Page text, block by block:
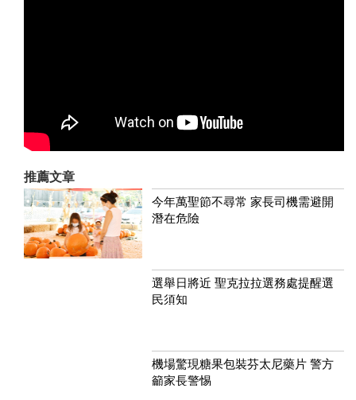
推薦文章
今年萬聖節不尋常 家長司機需避開
潛在危險
選舉日將近 聖克拉拉選務處提醒選
民須知
機場驚現糖果包裝芬太尼藥片 警方
籲家長警惕